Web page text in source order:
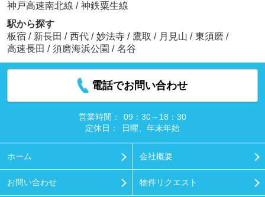
神戸高速南北線 / 神鉄粟生線
駅から探す
板宿 / 新長田 / 西代 / 妙法寺 / 鷹取 / 月見山 / 東須磨 /
高速長田 / 須磨海浜公園 / 名谷
電話でお問い合わせ
営業時間：
09：30～18：30
定休日：
日曜、年末年始
ホーム 会社概要
お問い合わせ 物件リクエスト